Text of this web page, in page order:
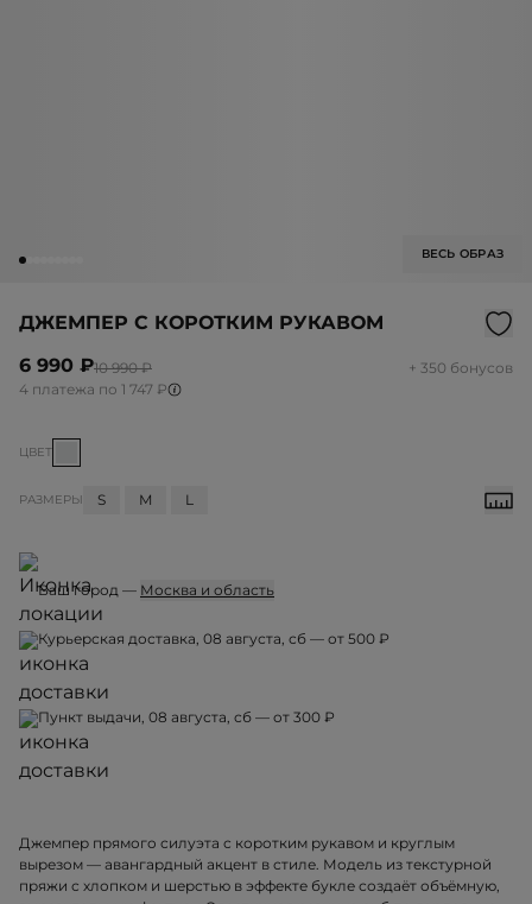
ВЕСЬ ОБРАЗ
ДЖЕМПЕР С КОРОТКИМ РУКАВОМ
6 990 ₽10 990 ₽
+ 350 бонусов
4 платежа по 1 747 ₽
ЦВЕТ
РАЗМЕРЫ S M L
Ваш город — Москва и область
Курьерская доставка, 08 августа, сб — от 500 ₽
Пункт выдачи, 08 августа, сб — от 300 ₽
Джемпер прямого силуэта с коротким рукавом и круглым
вырезом — авангардный акцент в стиле. Модель из текстурной
пряжи с хлопком и шерстью в эффекте букле создаёт объёмную,